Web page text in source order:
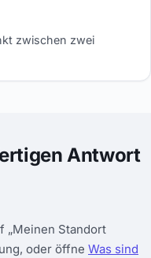
zwischen zwei
Antwort
„Meinen Standort
oder öffne Was sind